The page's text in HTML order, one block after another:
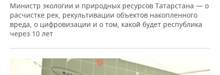
Министр экологии и природных ресурсов Татарстана — о
расчистке рек, рекультивации объектов накопленного
вреда, о цифровизации и о том, какой будет республика
через 10 лет